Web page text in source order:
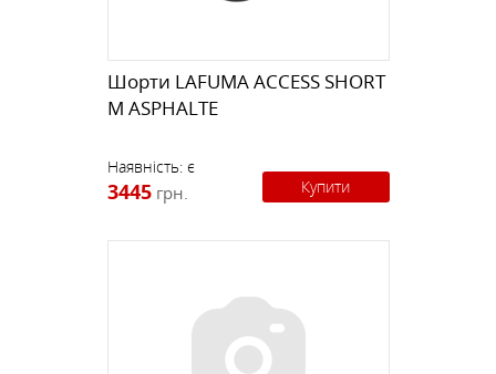
Шорти LAFUMA ACCESS SHORT
M ASPHALTE
Наявність: є
3445 грн. Купити